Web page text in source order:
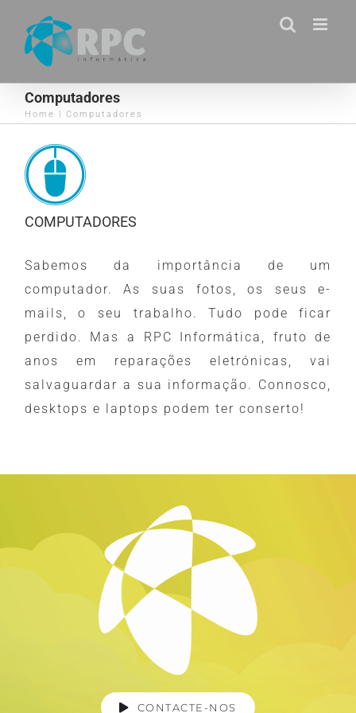
content
Computadores
Home Computadores
COMPUTADORES
Sabemos da importância de um
computador. As suas fotos, os seus e-
mails, o seu trabalho. Tudo pode ficar
perdido. Mas a RPC Informática, fruto de
anos em reparações eletrónicas, vai
salvaguardar a sua informação. Connosco,
desktops e laptops podem ter conserto!
CONTACTE-NOS